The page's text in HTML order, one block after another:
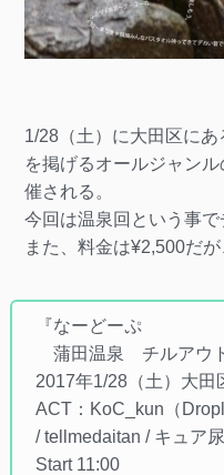
1/28（土）に大田区に
を掲げるオールジャン
催される。
今回は温泉回という事で
また、料金は¥2,500だ
『なーどーぷ
蒲田温泉 チルアウト
2017年1/28（土）大田
ACT：KoC_kun（
/ tellmedaitan / キュア
Start 11:00